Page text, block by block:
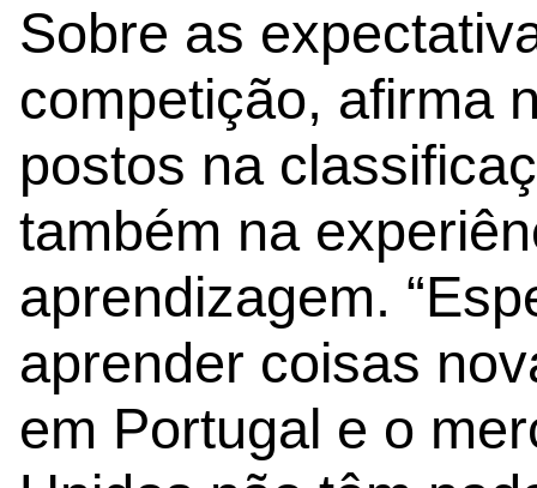
Sobre as
competição, afirma
postos na
também na
aprendizagem.
aprender coisas
em Portugal e o